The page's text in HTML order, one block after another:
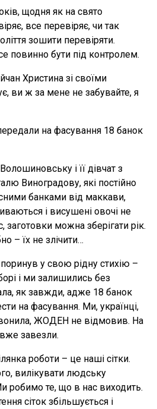
щодня як на свято
все перевіряє, чи так
зошити перевіряти.
повинно бути під контролем.
Христина зі своїми
ви ж за мене не забувайте, я
на фасування 18 банок
і її дівчат з
Виноградову, які постійно
банками від маккави,
і висушені овочі не
заготовки можна зберігати рік.
– їх не злічити…
у свою рідну стихію –
і ми залишились без
як завжди, адже 18 банок
на фасування. Ми, українці,
ЖОДЕН не відмовив. На
завезли.
роботи – це наші сітки.
вилікувати людську
робимо те, що в нас виходить.
сіток збільшується і